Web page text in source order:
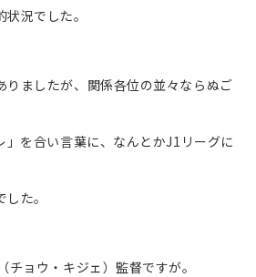
況でした。
りましたが、関係各位の並々ならぬご
を合い言葉に、なんとかJ1リーグに
た。
チョウ・キジェ）監督ですが。